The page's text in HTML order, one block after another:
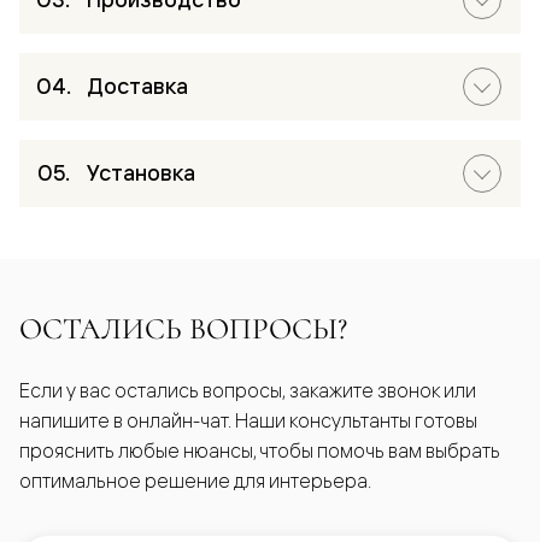
Доставка
Установка
ОСТАЛИСЬ ВОПРОСЫ?
Если у вас остались вопросы, закажите звонок или
напишите в онлайн-чат. Наши консультанты готовы
прояснить любые нюансы, чтобы помочь вам выбрать
оптимальное решение для интерьера.